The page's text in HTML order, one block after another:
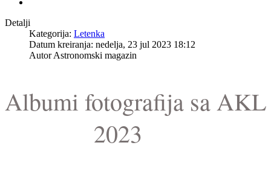
Detalji
Kategorija: Letenka
Datum kreiranja: nedelja, 23 jul 2023 18:12
AutorAstronomski magazin
Albumi fotografija sa AKL
2023